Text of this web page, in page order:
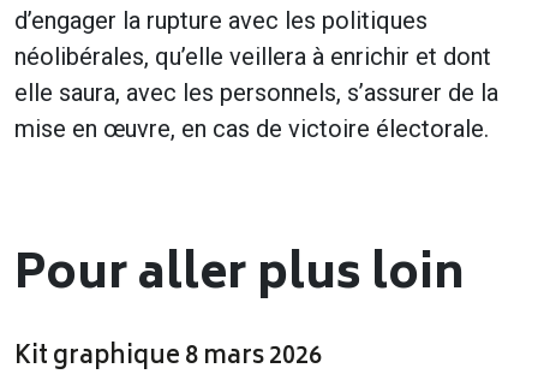
d’engager la rupture avec les politiques
néolibérales, qu’elle veillera à enrichir et dont
elle saura, avec les personnels, s’assurer de la
mise en œuvre, en cas de victoire électorale.
Pour aller plus loin
Kit graphique 8 mars 2026